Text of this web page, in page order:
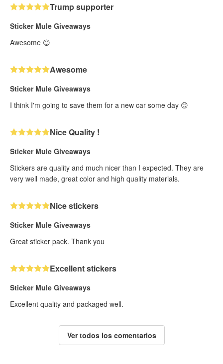
Trump supporter
Sticker Mule Giveaways
Awesome 😊
Awesome
Sticker Mule Giveaways
I think I'm going to save them for a new car some day 😊
Nice Quality !
Sticker Mule Giveaways
Stickers are quality and much nicer than I expected. They are
very well made, great color and high quality materials.
Nice stickers
Sticker Mule Giveaways
Great sticker pack. Thank you
Excellent stickers
Sticker Mule Giveaways
Excellent quality and packaged well.
Ver todos los comentarios